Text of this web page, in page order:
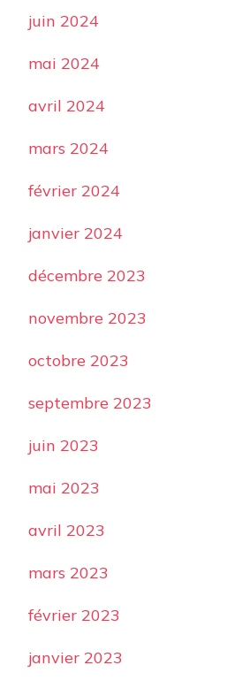
juin 2024
mai 2024
avril 2024
mars 2024
février 2024
janvier 2024
décembre 2023
novembre 2023
octobre 2023
septembre 2023
juin 2023
mai 2023
avril 2023
mars 2023
février 2023
janvier 2023